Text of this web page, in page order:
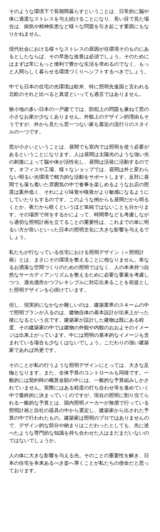
そのような環境下で長期間暮らすということは、日常的に脳や
体に過度なストレスを与え続けることになり、長い目で見た場
合は、病気や精神疾患など様々な問題を引き起こす要因にもな
りかねません。
現代社会における様々なストレスの原因が住環境そのものにあ
るとしたならば、その早急な改善は必須でしょう。そのために
はまずは常にもっと便利で豊かな生活を求めるのでなく、もっ
と人間らしく暮らせる環境づくりへシフトするべきでしょう。
中でも日本の住宅の光環境は欧米、特に照明先進国と言われる
北欧のそれと比べると真逆といっても過言ではありません。
狭小地の多い日本の一戸建てでは、防犯上の問題も兼ねて窓の
小さなお家が少なくありません。外観上のデザイン的理由もそ
うですが、外から見たら窓一つない家も最近の流行りのスタイ
ルの一つです。
窓が小さいということは、昼間でも室内では照明を使う必要が
あるということになります。人は昼間は太陽光のような強い光
の刺激によって脳や体が活性化し、昼間は活発に活動するので
す。オフィスや工場、様々なショップでは、昼間は外と変わら
ない明るい光環境で精力的な活動をサポートします。反対に昼
間でも落ち着いた雰囲気の中で食事を楽しめるようなお店の照
度は案外低く、それにより味覚や嗅覚がより敏感になるように
していたりもするのです。このような例からも昼間だから明る
くとか、夜だから暗くというほど単純ではないことも分かりま
す。その場所で何をするかによって、時間帯なども考慮しなが
ら適切な照明計画を立てることの重要性は、これまでの単に明
るい方が良いといった日本の照明文化に大きな影響を与えるで
しょう。
私たちが行なっている住宅における照明デザイン（＝照明計
画）とは、まさにその環境を整えることに他なりません。単な
るお洒落な空間づくりのための照明ではなく、人の本来持つ自
然なサーカディアンリズムを整えるために必要な要素を考慮し
つつ、適光適所かつフレキシブルに対応出来ることを前提とし
た照明デザインを心掛けています。
但し、現実的になかなか難しいのは、建築業界のスキームの中
で照明プランが入るのは、建物自体の基本設計が出来上がった
後になるという点です。建築家が設計した建物は既にある程
度、その建築家の中では建物の外観や内観のおおよそのイメー
ジは出来上がっています。中には照明の基本的なイメージも含
まれている場合も少なくはないでしょう。こだわりの強い建築
家であれば尚更です。
そのことが私の行うような照明デザインにとっては、大きな足
枷となります。また、全体予算のコントロールも同様です。一
般的には契約時の概算金額の中には、一般的な予算組みしかさ
れていません。実際にはある程度の打ち合わせ等を進めていく
中で最終的に決まっていくのですが、現在の照明に割り当てら
れる一般的な予算とは、国内照明メーカーが無償で行っている
照明計画と自社の器具の中から選定し、建築家から出された予
算の中で行われたもの。建築家は照明のプロではありませんの
で、デザイン的な部分や納まりはこだわったとしても、先に述
べたような専門的な知識を持ち合わせた人はまだまだいないの
ではないでしょうか。
人の体に大きな影響を与える光。そのことの重要性を解き、日
本の住宅を本来あるべき姿へ導くことが私たちの使命だと思っ
ております。